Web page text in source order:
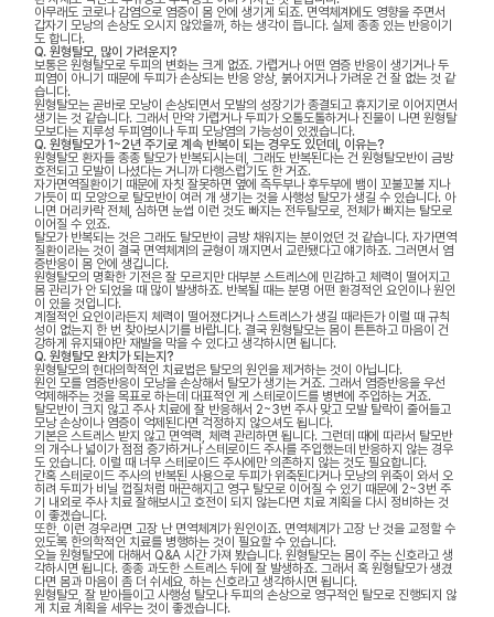
아무래도 코로나 감염으로 염증이 몸 안에 생기게 되죠. 면역체계에도 영향을 주면서
갑자기 모낭의 손상도 오시지 않았을까, 하는 생각이 듭니다. 실제 종종 있는 반응이기
도 합니다.
Q. 원형탈모, 많이 가려운지?
보통은 원형탈모로 두피의 변화는 크게 없죠. 가렵거나 어떤 염증 반응이 생기거나 두
피염이 아니기 때문에 두피가 손상되는 반응 양상, 붉어지거나 가려운 건 잘 없는 것 같
습니다.
원형탈모는 곧바로 모낭이 손상되면서 모발의 성장기가 종결되고 휴지기로 이어지면서
생기는 것 같습니다. 그래서 만약 가렵거나 두피가 오톨도톨하거나 진물이 나면 원형탈
모보다는 지루성 두피염이나 두피 모낭염의 가능성이 있겠습니다.
Q. 원형탈모가 1~2년 주기로 계속 반복이 되는 경우도 있던데, 이유는?
원형탈모 환자들 종종 탈모가 반복되시는데, 그래도 반복된다는 건 원형탈모반이 금방
호전되고 모발이 나셨다는 거니까 다행스럽기도 한 거죠.
자가면역질환이기 때문에 자칫 잘못하면 옆에 측두부나 후두부에 뱀이 꼬불꼬불 지나
가듯이 띠 모양으로 탈모반이 여러 개 생기는 것을 사행성 탈모가 생길 수 있습니다. 아
니면 머리카락 전체, 심하면 눈썹 이런 것도 빠지는 전두탈모로, 전체가 빠지는 탈모로
이어질 수 있죠.
탈모가 반복되는 것은 그래도 탈모반이 금방 채워지는 분이었던 것 같습니다. 자가면역
질환이라는 것이 결국 면역체계의 균형이 깨지면서 교란됐다고 얘기하죠. 그러면서 염
증반응이 몸 안에 생깁니다.
원형탈모의 명확한 기전은 잘 모르지만 대부분 스트레스에 민감하고 체력이 떨어지고
몸 관리가 안 되었을 때 많이 발생하죠. 반복될 때는 분명 어떤 환경적인 요인이나 원인
이 있을 것입니다.
계절적인 요인이라든지 체력이 떨어졌다거나 스트레스가 생길 때라든가 이럴 때 규칙
성이 없는지 한 번 찾아보시기를 바랍니다. 결국 원형탈모는 몸이 튼튼하고 마음이 건
강하게 유지돼야만 재발을 막을 수 있다고 생각하시면 됩니다.
Q. 원형탈모 완치가 되는지?
원형탈모의 현대의학적인 치료법은 탈모의 원인을 제거하는 것이 아닙니다.
원인 모를 염증반응이 모낭을 손상해서 탈모가 생기는 거죠. 그래서 염증반응을 우선
억제해주는 것을 목표로 하는데 대표적인 게 스테로이드를 병변에 주입하는 거죠.
탈모반이 크지 않고 주사 치료에 잘 반응해서 2~3번 주사 맞고 모발 탈락이 줄어들고
모낭 손상이나 염증이 억제된다면 걱정하지 않으셔도 됩니다.
기본은 스트레스 받지 않고 면역력, 체력 관리하면 됩니다. 그런데 때에 따라서 탈모반
의 개수나 넓이가 점점 증가하거나 스테로이드 주사를 주입했는데 반응하지 않는 경우
도 있습니다. 이럴 때 너무 스테로이드 주사에만 의존하지 않는 것도 필요합니다.
간혹 스테로이드 주사의 반복된 사용으로 두피가 위축된다거나 모낭의 위축이 와서 오
히려 두피가 비닐 껍질처럼 매끈해지고 영구 탈모로 이어질 수 있기 때문에 2~3번 주
기 내외로 주사 치료 잘해보시고 호전이 되지 않는다면 치료 계획을 다시 정비하는 것
이 좋겠습니다.
또한, 이런 경우라면 고장 난 면역체계가 원인이죠. 면역체계가 고장 난 것을 교정할 수
있도록 한의학적인 치료를 병행하는 것이 필요할 수 있습니다.
오늘 원형탈모에 대해서 Q&A 시간 가져 봤습니다. 원형탈모는 몸이 주는 신호라고 생
각하시면 됩니다. 종종 과도한 스트레스 뒤에 잘 발생하죠. 그래서 혹 원형탈모가 생겼
다면 몸과 마음이 좀 더 쉬세요, 하는 신호라고 생각하시면 됩니다.
원형탈모, 잘 받아들이고 사행성 탈모나 두피의 손상으로 영구적인 탈모로 진행되지 않
게 치료 계획을 세우는 것이 좋겠습니다.